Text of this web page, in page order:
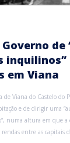
Governo
inquilinos”
em Viana
de Viana do Castelo do
e de dirigir uma
numa altura em que a
entre as capitais